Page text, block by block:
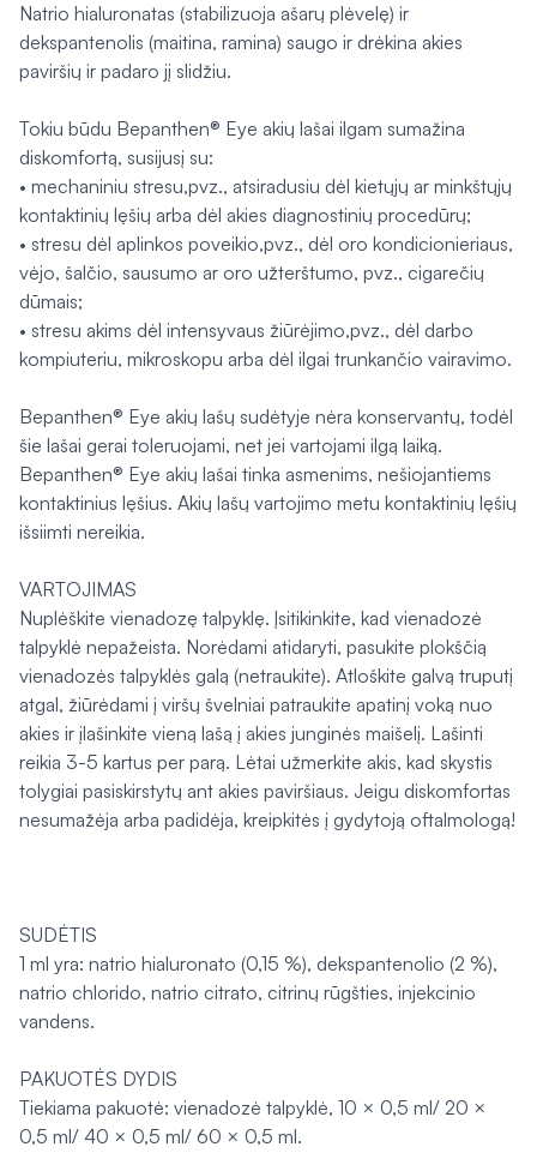
Natrio hialuronatas (stabilizuoja ašarų plėvelę) ir
dekspantenolis (maitina, ramina) saugo ir drėkina akies
paviršių ir padaro jį slidžiu.
Tokiu būdu Bepanthen® Eye akių lašai ilgam sumažina
diskomfortą, susijusį su:
• mechaniniu stresu,pvz., atsiradusiu dėl kietųjų ar minkštųjų
kontaktinių lęšių arba dėl akies diagnostinių procedūrų;
• stresu dėl aplinkos poveikio,pvz., dėl oro kondicionieriaus,
vėjo, šalčio, sausumo ar oro užterštumo, pvz., cigarečių
dūmais;
• stresu akims dėl intensyvaus žiūrėjimo,pvz., dėl darbo
kompiuteriu, mikroskopu arba dėl ilgai trunkančio vairavimo.
Bepanthen® Eye akių lašų sudėtyje nėra konservantų, todėl
šie lašai gerai toleruojami, net jei vartojami ilgą laiką.
Bepanthen® Eye akių lašai tinka asmenims, nešiojantiems
kontaktinius lęšius. Akių lašų vartojimo metu kontaktinių lęšių
išsiimti nereikia.
VARTOJIMAS
Nuplėškite vienadozę talpyklę. Įsitikinkite, kad vienadozė
talpyklė nepažeista. Norėdami atidaryti, pasukite plokščią
vienadozės talpyklės galą (netraukite). Atloškite galvą truputį
atgal, žiūrėdami į viršų švelniai patraukite apatinį voką nuo
akies ir įlašinkite vieną lašą į akies junginės maišelį. Lašinti
reikia 3-5 kartus per parą. Lėtai užmerkite akis, kad skystis
tolygiai pasiskirstytų ant akies paviršiaus. Jeigu diskomfortas
nesumažėja arba padidėja, kreipkitės į gydytoją oftalmologą!
SUDĖTIS
1 ml yra: natrio hialuronato (0,15 %), dekspantenolio (2 %),
natrio chlorido, natrio citrato, citrinų rūgšties, injekcinio
vandens.
PAKUOTĖS DYDIS
Tiekiama pakuotė: vienadozė talpyklė, 10 × 0,5 ml/ 20 ×
0,5 ml/ 40 × 0,5 ml/ 60 × 0,5 ml.